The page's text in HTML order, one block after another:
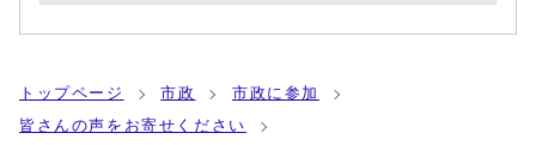
トップページ 市政
市政に参加
皆さんの声をお寄せください